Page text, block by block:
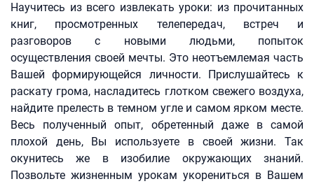
Научитесь из всего извлекать уроки: из прочитанных
книг, просмотренных телепередач, встреч и
разговоров с новыми людьми, попыток
осуществления своей мечты. Это неотъемлемая часть
Вашей формирующейся личности. Прислушайтесь к
раскату грома, насладитесь глотком свежего воздуха,
найдите прелесть в темном угле и самом ярком месте.
Весь полученный опыт, обретенный даже в самой
плохой день, Вы используете в своей жизни. Так
окунитесь же в изобилие окружающих знаний.
Позвольте жизненным урокам укорениться в Вашем